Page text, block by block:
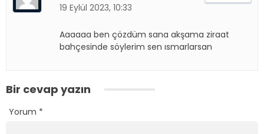
19 Eylül 2023, 10:33
Aaaaaa ben çözdüm sana akşama ziraat
bahçesinde söylerim sen ısmarlarsan
Bir cevap yazın
Yorum *